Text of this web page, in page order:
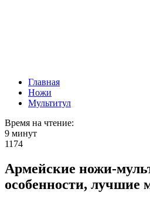
Главная
Ножи
Мультитул
Время на чтение:
9 минут
1174
Армейские ножи-
особенности, лучшие